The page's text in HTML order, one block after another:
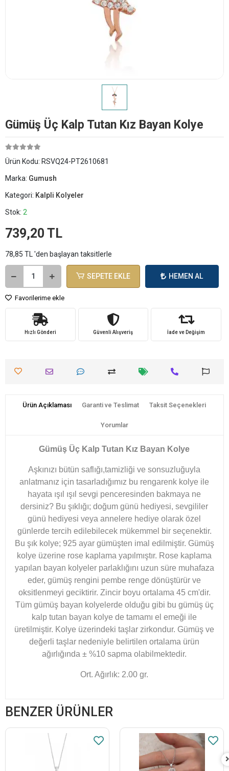
Gümüş Üç Kalp Tutan Kız Bayan Kolye
Ürün Kodu: RSVQ24-PT2610681
Marka: Gumush
Kategori: Kalpli Kolyeler
Stok: 2
739,20 TL
78,85 TL 'den başlayan taksitlerle
SEPETE EKLE HEMEN AL
Favorilerime ekle
Hızlı Gönderi Güvenli Alışveriş İade ve Değişim
Ürün Açıklaması Garanti ve Teslimat Taksit Seçenekleri
Yorumlar
Gümüş Üç Kalp Tutan Kız Bayan Kolye
Aşkınızı bütün saflığı,tamizliği ve sonsuzluğuyla
anlatmanız için tasarladığımız bu rengarenk kolye ile
hayata ışıl ışıl sevgi penceresinden bakmaya ne
dersiniz? Bu şıklığı; doğum günü hediyesi, sevgililer
günü hediyesi veya annelere hediye olarak özel
günlerde tercih edilebilecek mükemmel bir seçenektir.
Bu şık kolye; 925 ayar gümüşten imal edilmiştir. Gümüş
kolye üzerine rose kaplama yapılmıştır. Rose kaplama
yapılan bayan kolyeler parlaklığını uzun süre muhafaza
eder, gümüş rengini pembe renge dönüştürür ve
oksitlenmeyi geciktirir. Zincir boyu ortalama 45 cm'dir.
Tüm gümüş bayan kolyelerde olduğu gibi bu gümüş üç
kalp tutan bayan kolye de tamamı el emeği ile
üretilmiştir. Kolye üzerindeki taşlar zirkondur. Gümüş ve
değerli taşlar nedeniyle belirtilen ortalama ürün
ağırlığında ± %10 sapma olabilmektedir.
Ort. Ağırlık: 2.00 gr.
BENZER ÜRÜNLER